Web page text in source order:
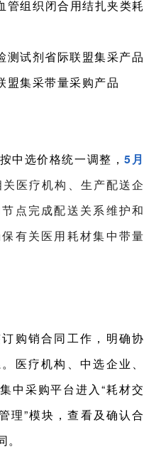
管组织闭合用结扎夹类耗
测试剂省际联盟集采产品
盟集采带量采购产品
中选价格统一调整，5月
医疗机构、生产配送企
点完成配送关系维护和
有关医用耗材集中带量
购销合同工作，明确协
医疗机构、中选企业、
中采购平台进入“耗材交
理”模块，查看及确认合